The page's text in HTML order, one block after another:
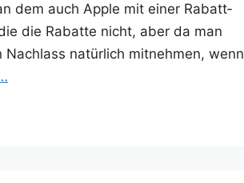
dem auch Apple mit einer Rabatt­
die Rabat­te nicht, aber da man
natür­lich mit­neh­men, wenn